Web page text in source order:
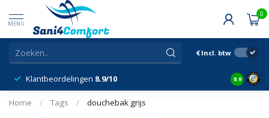
MENU
0
€ Incl. btw
Klantbeordelingen 8.9/10 8.9
Home / Tags / douchebak grijs